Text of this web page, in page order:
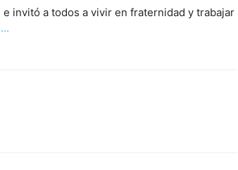
invitó a todos a vivir en fraternidad y trabajar